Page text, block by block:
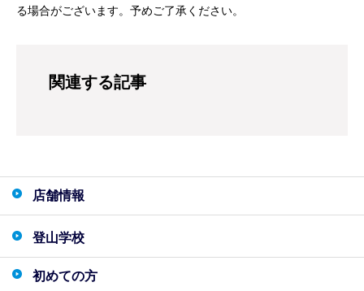
る場合がございます。予めご了承ください。
関連する記事
店舗情報
登山学校
初めての方